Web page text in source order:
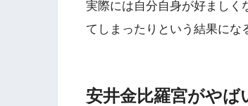
実際には自分自身が好ましく
てしまったりという結果にな
安井金比羅宮がやば